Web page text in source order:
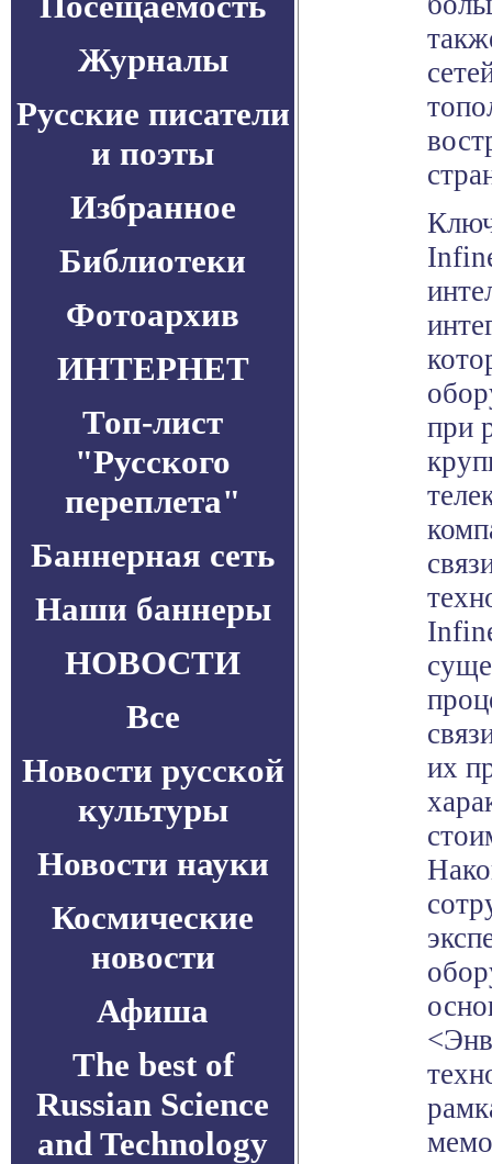
Журналы
Русские писатели
и поэты
Избранное
Библиотеки
Фотоархив
ИНТЕРНЕТ
Топ-лист
"Русского
переплета"
Баннерная сеть
Наши баннеры
НОВОСТИ
Все
Новости русской
культуры
Новости науки
Космические
новости
Афиша
The best of
Russian Science
and Technology
при
их